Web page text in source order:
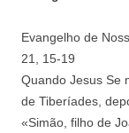
Evangelho de
21, 15-19
Quando Jesus Se
de Tiberíades,
«Simão, filho de